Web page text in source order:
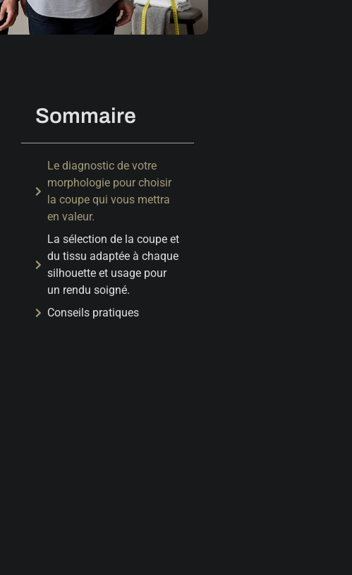
Sommaire
Le diagnostic de votre
morphologie pour choisir
la coupe qui vous mettra
en valeur.
La sélection de la coupe et
du tissu adaptée à chaque
silhouette et usage pour
un rendu soigné.
Conseils pratiques